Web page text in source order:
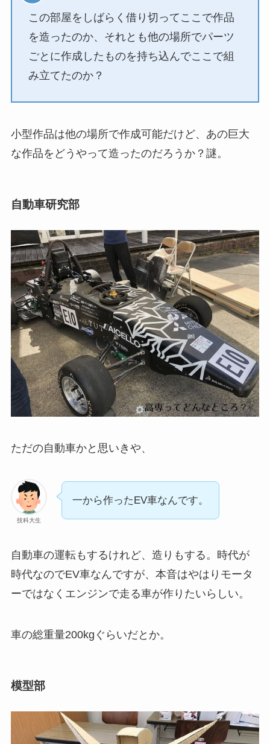
この部屋をしばらく借り切ってここで作品
を造ったのか、それとも他の場所でパーツ
ごとに作成したものを持ち込んでここで組
み立てたのか？
小型作品は他の場所で作成可能だけど、あの巨大
な作品をどうやって造ったのだろうか？謎。
自動車研究部
ただの自動車かと思いきや、
技科大生
一から作ったEV車なんです。
自動車の運転もするけれど、造りもする。時代が
時代なのでEV車なんですが、本音はやはりモータ
ーではなくエンジンで走る車が作りたいらしい。
車の総重量200kgぐらいだとか。
模型部